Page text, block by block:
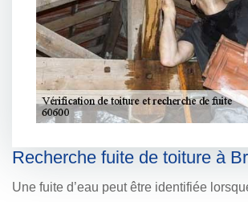
Recherche fuite de toiture à
Une fuite d’eau peut être identifiée